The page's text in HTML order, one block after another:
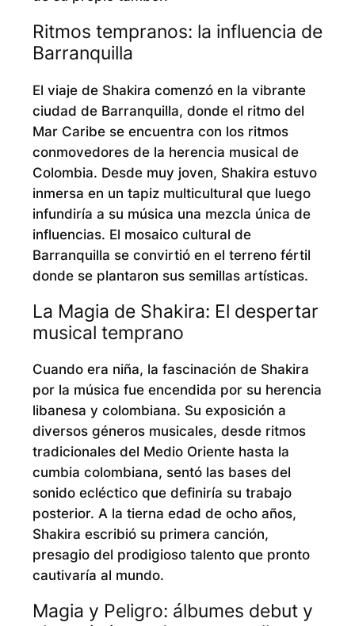
Ritmos tempranos: la influencia de
Barranquilla
El viaje de Shakira comenzó en la vibrante
ciudad de Barranquilla, donde el ritmo del
Mar Caribe se encuentra con los ritmos
conmovedores de la herencia musical de
Colombia. Desde muy joven, Shakira estuvo
inmersa en un tapiz multicultural que luego
infundiría a su música una mezcla única de
influencias. El mosaico cultural de
Barranquilla se convirtió en el terreno fértil
donde se plantaron sus semillas artísticas.
La Magia de Shakira: El despertar
musical temprano
Cuando era niña, la fascinación de Shakira
por la música fue encendida por su herencia
libanesa y colombiana. Su exposición a
diversos géneros musicales, desde ritmos
tradicionales del Medio Oriente hasta la
cumbia colombiana, sentó las bases del
sonido ecléctico que definiría su trabajo
posterior. A la tierna edad de ocho años,
Shakira escribió su primera canción,
presagio del prodigioso talento que pronto
cautivaría al mundo.
Magia y Peligro: álbumes debut y